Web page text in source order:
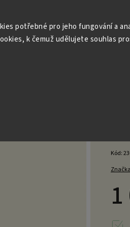
potřebné pro jeho fungování a
k čemuž udělujete souhlas
a vzácná šampaňská vína
Brut 0,75
Kód: